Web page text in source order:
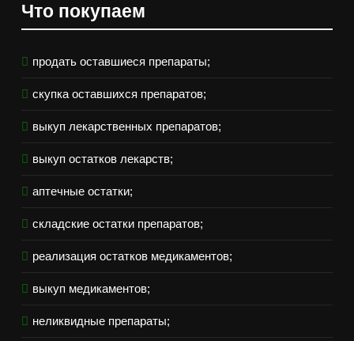
Что покупаем
продать оставшиеся препараты;
скупка оставшихся препаратов;
выкуп лекарственных препаратов;
выкуп остатков лекарств;
аптечные остатки;
складские остатки препаратов;
реализация остатков медикаментов;
выкуп медикаментов;
неликвидные препараты;